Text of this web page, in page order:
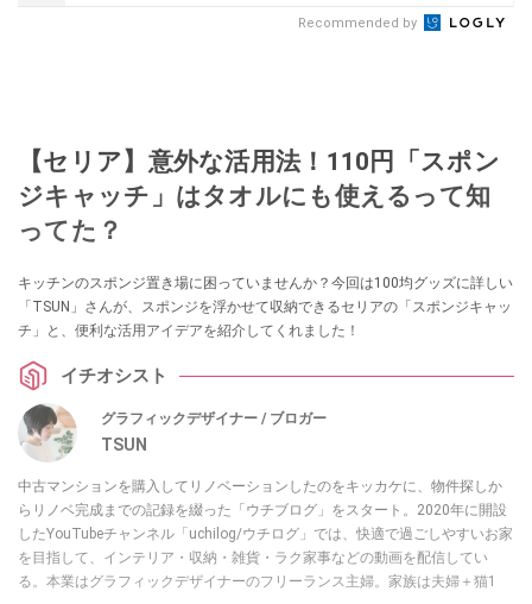
Recommended by
【セリア】意外な活用法！110円「スポン
ジキャッチ」はタオルにも使えるって知
ってた？
キッチンのスポンジ置き場に困っていませんか？今回は100均グッズに詳しい
「TSUN」さんが、スポンジを浮かせて収納できるセリアの「スポンジキャッ
チ」と、便利な活用アイデアを紹介してくれました！
イチオシスト
グラフィックデザイナー / ブロガー
TSUN
中古マンションを購入してリノベーションしたのをキッカケに、物件探しか
らリノベ完成までの記録を綴った「ウチブログ」をスタート。2020年に開設
したYouTubeチャンネル「uchilog/ウチログ」では、快適で過ごしやすいお家
を目指して、インテリア・収納・雑貨・ラク家事などの動画を配信してい
る。本業はグラフィックデザイナーのフリーランス主婦。家族は夫婦＋猫1